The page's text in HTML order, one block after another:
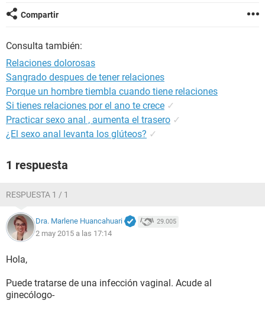
GLOSARIO
Compartir
Consulta también:
Relaciones dolorosas
Sangrado despues de tener relaciones
Porque un hombre tiembla cuando tiene relaciones
Si tienes relaciones por el ano te crece ✓
Practicar sexo anal , aumenta el trasero ✓
¿El sexo anal levanta los glúteos? ✓
1 respuesta
RESPUESTA 1 / 1
Dra. Marlene Huancahuari 29.005
2 may 2015 a las 17:14
Hola,
Puede tratarse de una infección vaginal. Acude al
ginecólogo-